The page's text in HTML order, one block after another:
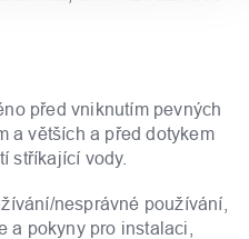
před vniknutím pevných
a větších a před dotykem
stříkající vody.
nesprávné používání,
a pokyny pro instalaci,